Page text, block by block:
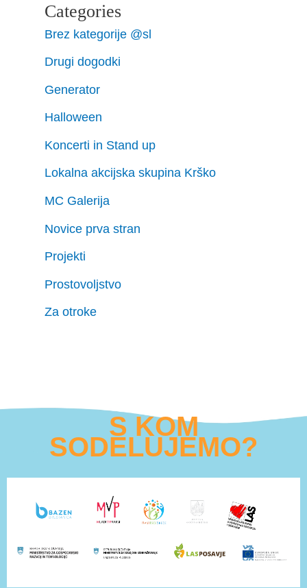
Categories
Brez kategorije @sl
Drugi dogodki
Generator
Halloween
Koncerti in Stand up
Lokalna akcijska skupina Krško
MC Galerija
Novice prva stran
Projekti
Prostovoljstvo
Za otroke
S KOM
SODELUJEMO?